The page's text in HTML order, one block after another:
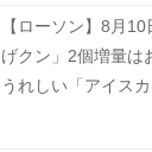
【ローソン】8月
げクン」2個増量は
うれしい「アイス